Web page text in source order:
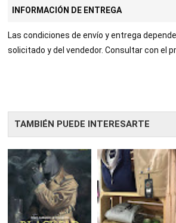
INFORMACIÓN DE ENTREGA
Las condiciones de envío y entrega
solicitado y del vendedor. Consultar con el
TAMBIÉN PUEDE INTERESARTE
BOOKI
NG